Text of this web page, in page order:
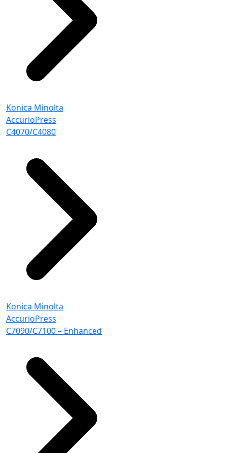
Konica Minolta
AccurioPress
C4070/C4080
Konica Minolta
AccurioPress
C7090/C7100 – Enhanced